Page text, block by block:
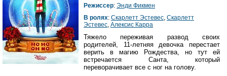
Режиссер: Энди Фикмен
В ролях: Скарлетт Эстевес, Скарлетт
Эстевес, Алексис Карра
Тяжело переживая развод своих
родителей, 11-летняя девочка перестает
верить в магию Рождества, но тут ей
встречается Санта, который
переворачивает все с ног на голову.